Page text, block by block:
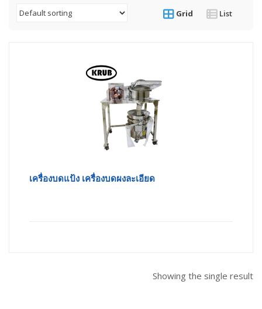
Grid List
เครื่องบดแป้ง เครื่องบดผงละเอียด
Showing the single result